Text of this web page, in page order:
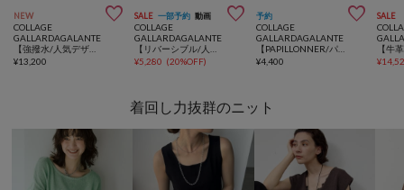
NEW 
COLLAGE
GALLARDAGALANTE
¥13,200
SALE 一部予約 動画 
COLLAGE
GALLARDAGALANTE
¥5,280 (20%OFF)
予約 
COLLAGE
GALLARDAGALANTE
【PAPILLONNER/パピヨネ】ミニチャーム2WAYネックレス
¥4,400
SALE
¥
着回し力抜群のニット